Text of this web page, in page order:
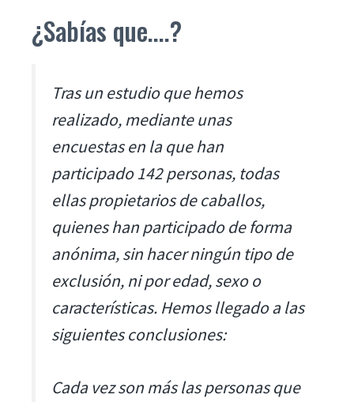
¿Sabías que....?
Tras un estudio que hemos
realizado, mediante unas
encuestas en la que han
participado 142 personas, todas
ellas propietarios de caballos,
quienes han participado de forma
anónima, sin hacer ningún tipo de
exclusión, ni por edad, sexo o
características. Hemos llegado a las
siguientes conclusiones:
Cada vez son más las personas que